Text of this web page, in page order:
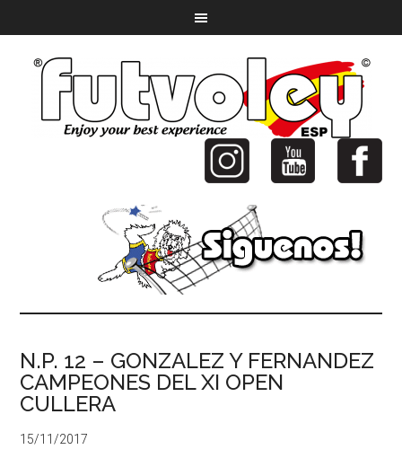
N.P. 12 – GONZALEZ Y FERNANDEZ
CAMPEONES DEL XI OPEN
CULLERA
15/11/2017